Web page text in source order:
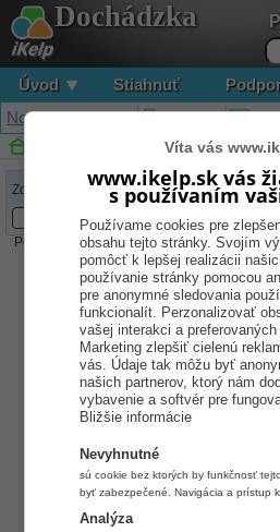
Dochádzka
Úvod Stiahnuť
Novinky a zmeny
Moduly
Zoradiť podľa:
Počet položiek:0
Víta vás
www.ikelp.sk vás
s používaním
Používame cookies pre
obsahu tejto stránky. Svojím
pomôcť k lepšej realizácii
používanie stránky pomocou
pre anonymné sledovania
funkcionalít. Perzonalizovať
vašej interakci a
Marketing zlepšiť cielenú
vás. Údaje tak môžu byť
našich partnerov, ktorý nám
vybavenie a softvér pre
Bližšie informácie
Nevyhnutné
sú cookie bez ktorých by funkčnosť
byť zabezpečené. Navigácia a prístup
Analýza